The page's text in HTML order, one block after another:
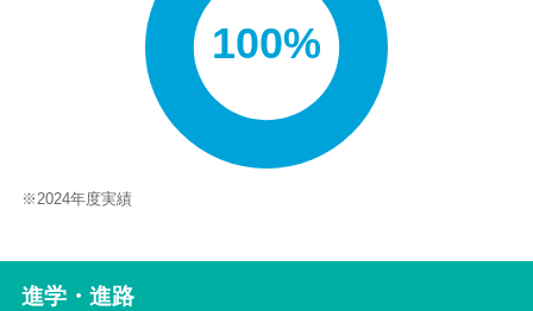
100%
※2024年度実績
進学・進路